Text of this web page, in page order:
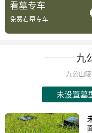
看墓专车
免费看墓专车
九
九公山
未设置墓